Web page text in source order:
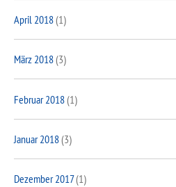
April 2018(1)
März 2018(3)
Februar 2018(1)
Januar 2018(3)
Dezember 2017(1)